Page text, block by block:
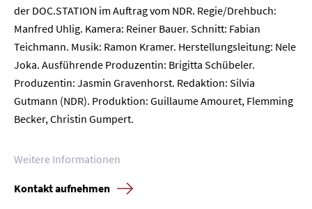
der DOC.STATION im Auftrag vom NDR. Regie/Drehbuch:
Manfred Uhlig. Kamera: Reiner Bauer. Schnitt: Fabian
Teichmann. Musik: Ramon Kramer. Herstellungsleitung: Nele
Joka. Ausführende Produzentin: Brigitta Schübeler.
Produzentin: Jasmin Gravenhorst. Redaktion: Silvia
Gutmann (NDR). Produktion: Guillaume Amouret, Flemming
Becker, Christin Gumpert.
Weitere Informationen
Kontakt aufnehmen
Home
Unternehmen
Presse
Karriere
Kontakt